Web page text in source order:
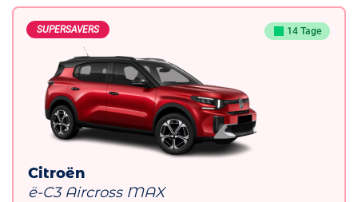
SUPERSAVERS 14 Tage
Citroën
ë-C3 Aircross MAX